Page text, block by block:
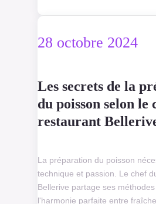
28 octobre 2024
Les secrets de la
du poisson selon le
restaurant
La préparation du poisson
technique et passion. Le chef
Bellerive partage ses
l'harmonie parfaite entre